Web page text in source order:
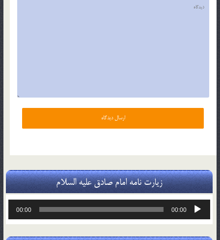
زیارت نامه امام صادق علیه السلام
پخش‌کننده
00:00
00:00